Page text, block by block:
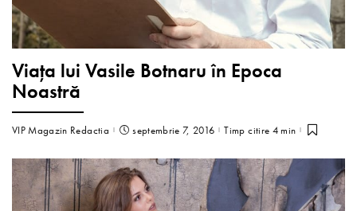
Viața lui Vasile Botnaru în Epoca
Noastră
VIP Magazin Redactia septembrie 7, 2016 Timp citire 4 min